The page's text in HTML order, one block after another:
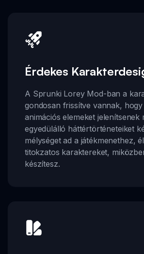
Érdekes
A Sprunki Lorey Mod-ban a
gondosan frissítve vannak, hogy
animációs elemeket jelenítsenek
egyedülálló háttértörténeteiket
mélységet ad a játékmenethez,
titokzatos karaktereket,
készítesz.